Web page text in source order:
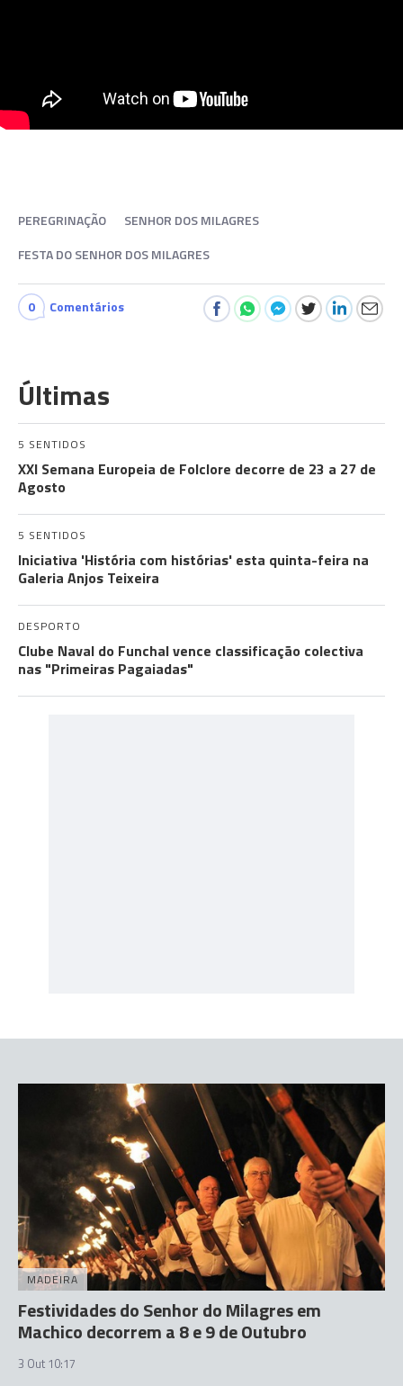
PEREGRINAÇÃO
SENHOR DOS MILAGRES
FESTA DO SENHOR DOS MILAGRES
0 Comentários
Últimas
5 SENTIDOS
XXI Semana Europeia de Folclore decorre de 23 a 27 de
Agosto
5 SENTIDOS
Iniciativa 'História com histórias' esta quinta-feira na
Galeria Anjos Teixeira
DESPORTO
Clube Naval do Funchal vence classificação colectiva
nas "Primeiras Pagaiadas"
MADEIRA
Festividades do Senhor do Milagres em
Machico decorrem a 8 e 9 de Outubro
3 Out 10:17